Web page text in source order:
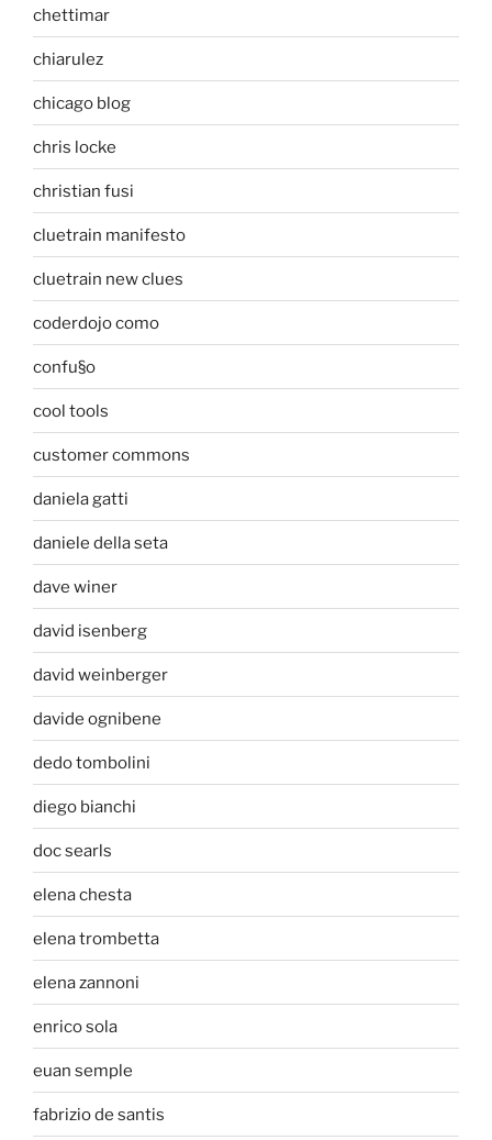
chettimar
chiarulez
chicago blog
chris locke
christian fusi
cluetrain manifesto
cluetrain new clues
coderdojo como
confu§o
cool tools
customer commons
daniela gatti
daniele della seta
dave winer
david isenberg
david weinberger
davide ognibene
dedo tombolini
diego bianchi
doc searls
elena chesta
elena trombetta
elena zannoni
enrico sola
euan semple
fabrizio de santis